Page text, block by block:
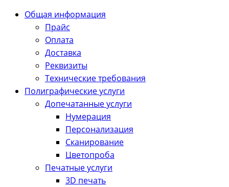
Общая информация
Прайс
Оплата
Доставка
Реквизиты
Технические требования
Полиграфические услуги
Допечатанные услуги
Нумерация
Персонализация
Сканирование
Цветопроба
Печатные услуги
3D печать